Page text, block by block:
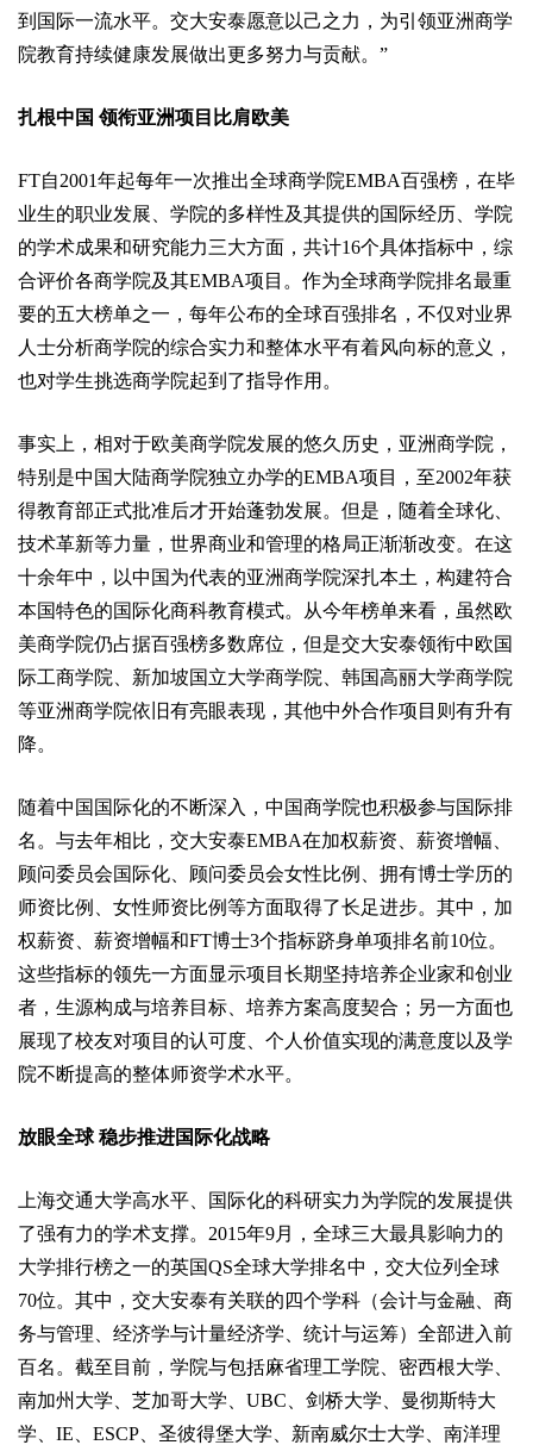
到国际一流水平。交大安泰愿意以己之力，为引领亚洲商学
院教育持续健康发展做出更多努力与贡献。”
扎根中国 领衔亚洲项目比肩欧美
FT自2001年起每年一次推出全球商学院EMBA百强榜，在毕
业生的职业发展、学院的多样性及其提供的国际经历、学院
的学术成果和研究能力三大方面，共计16个具体指标中，综
合评价各商学院及其EMBA项目。作为全球商学院排名最重
要的五大榜单之一，每年公布的全球百强排名，不仅对业界
人士分析商学院的综合实力和整体水平有着风向标的意义，
也对学生挑选商学院起到了指导作用。
事实上，相对于欧美商学院发展的悠久历史，亚洲商学院，
特别是中国大陆商学院独立办学的EMBA项目，至2002年获
得教育部正式批准后才开始蓬勃发展。但是，随着全球化、
技术革新等力量，世界商业和管理的格局正渐渐改变。在这
十余年中，以中国为代表的亚洲商学院深扎本土，构建符合
本国特色的国际化商科教育模式。从今年榜单来看，虽然欧
美商学院仍占据百强榜多数席位，但是交大安泰领衔中欧国
际工商学院、新加坡国立大学商学院、韩国高丽大学商学院
等亚洲商学院依旧有亮眼表现，其他中外合作项目则有升有
降。
随着中国国际化的不断深入，中国商学院也积极参与国际排
名。与去年相比，交大安泰EMBA在加权薪资、薪资增幅、
顾问委员会国际化、顾问委员会女性比例、拥有博士学历的
师资比例、女性师资比例等方面取得了长足进步。其中，加
权薪资、薪资增幅和FT博士3个指标跻身单项排名前10位。
这些指标的领先一方面显示项目长期坚持培养企业家和创业
者，生源构成与培养目标、培养方案高度契合；另一方面也
展现了校友对项目的认可度、个人价值实现的满意度以及学
院不断提高的整体师资学术水平。
放眼全球 稳步推进国际化战略
上海交通大学高水平、国际化的科研实力为学院的发展提供
了强有力的学术支撑。2015年9月，全球三大最具影响力的
大学排行榜之一的英国QS全球大学排名中，交大位列全球
70位。其中，交大安泰有关联的四个学科（会计与金融、商
务与管理、经济学与计量经济学、统计与运筹）全部进入前
百名。截至目前，学院与包括麻省理工学院、密西根大学、
南加州大学、芝加哥大学、UBC、剑桥大学、曼彻斯特大
学、IE、ESCP、圣彼得堡大学、新南威尔士大学、南洋理